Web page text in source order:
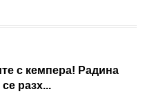
с кемпера! Радина
разх...